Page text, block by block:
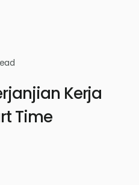
Kerja
Time